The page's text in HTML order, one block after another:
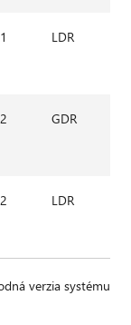
LDR
GDR
LDR
verzia systému